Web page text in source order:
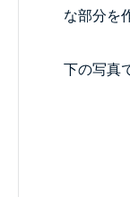
な部分を
下の写真